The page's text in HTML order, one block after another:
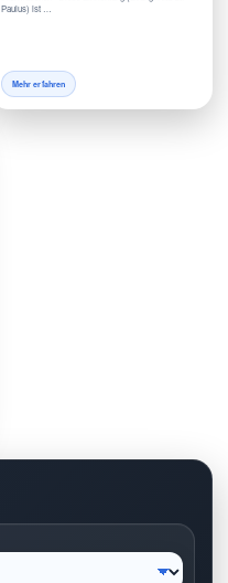
Paulus) ist …
Mehr erfahren